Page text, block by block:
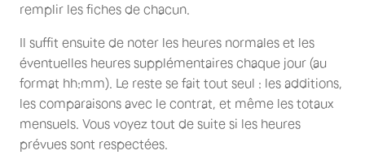
remplir les fiches de chacun.
Il suffit ensuite de noter les heures normales et les
éventuelles heures supplémentaires chaque jour (au
format hh:mm). Le reste se fait tout seul : les additions,
les comparaisons avec le contrat, et même les totaux
mensuels. Vous voyez tout de suite si les heures
prévues sont respectées.